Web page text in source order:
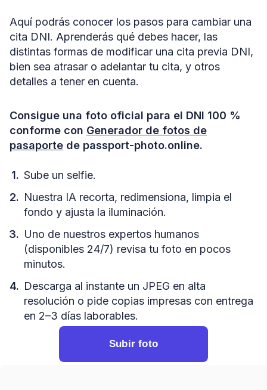
Aquí podrás conocer los pasos para cambiar una
cita DNI. Aprenderás qué debes hacer, las
distintas formas de modificar una cita previa DNI,
bien sea atrasar o adelantar tu cita, y otros
detalles a tener en cuenta.
Consigue una foto oficial para el DNI 100 %
conforme con Generador de fotos de
pasaporte de passport-photo.online.
Sube un selfie.
Nuestra IA recorta, redimensiona, limpia el
fondo y ajusta la iluminación.
Uno de nuestros expertos humanos
(disponibles 24/7) revisa tu foto en pocos
minutos.
Descarga al instante un JPEG en alta
resolución o pide copias impresas con entrega
en 2–3 días laborables.
Subir foto